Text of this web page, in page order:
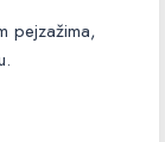
pejzažima,